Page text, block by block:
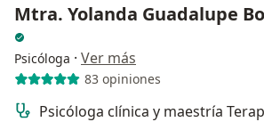
Mtra. Yolanda Guadalupe
Psicóloga · Ver más
83 opiniones
Psicóloga clínica y maestría